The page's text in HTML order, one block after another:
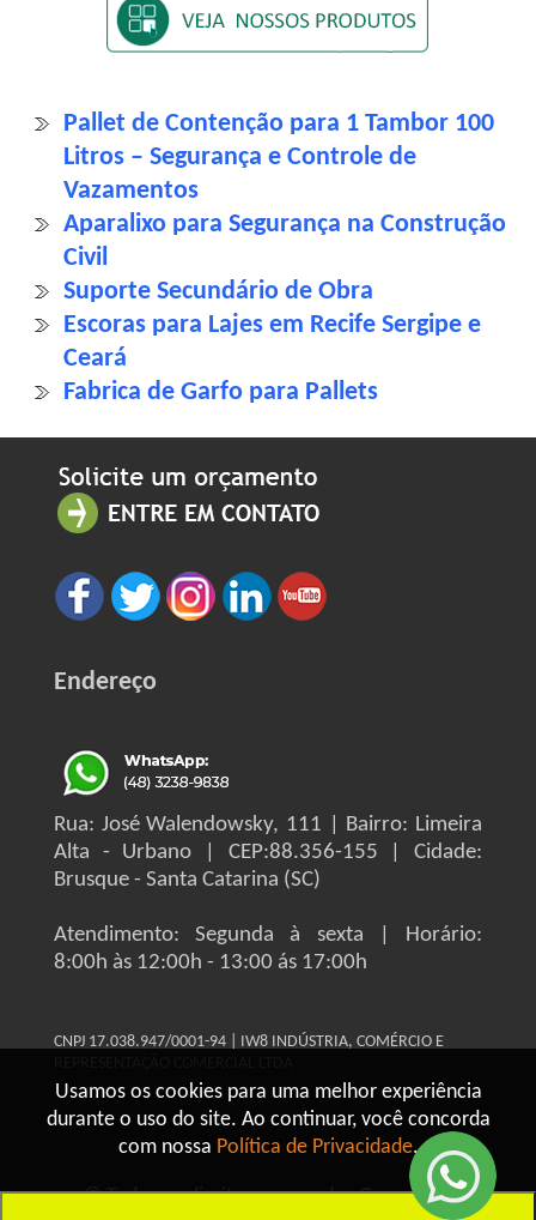
Usamos os cookies para uma melhor experiência
durante o uso do site. Ao continuar, você concorda
com nossa Política de Privacidade.
Pallet de Contenção para 1 Tambor 100
Litros – Segurança e Controle de
Vazamentos
Aparalixo para Segurança na Construção
Civil
Suporte Secundário de Obra
Escoras para Lajes em Recife Sergipe e
Ceará
Fabrica de Garfo para Pallets
Endereço
Rua: José Walendowsky, 111 | Bairro: Limeira
Alta - Urbano | CEP:88.356-155 | Cidade:
Brusque - Santa Catarina (SC)
Atendimento: Segunda à sexta | Horário:
8:00h às 12:00h - 13:00 ás 17:00h
CNPJ 17.038.947/0001-94 | IW8 INDÚSTRIA, COMÉRCIO E
© Todos os direitos reservados Grupo IW8